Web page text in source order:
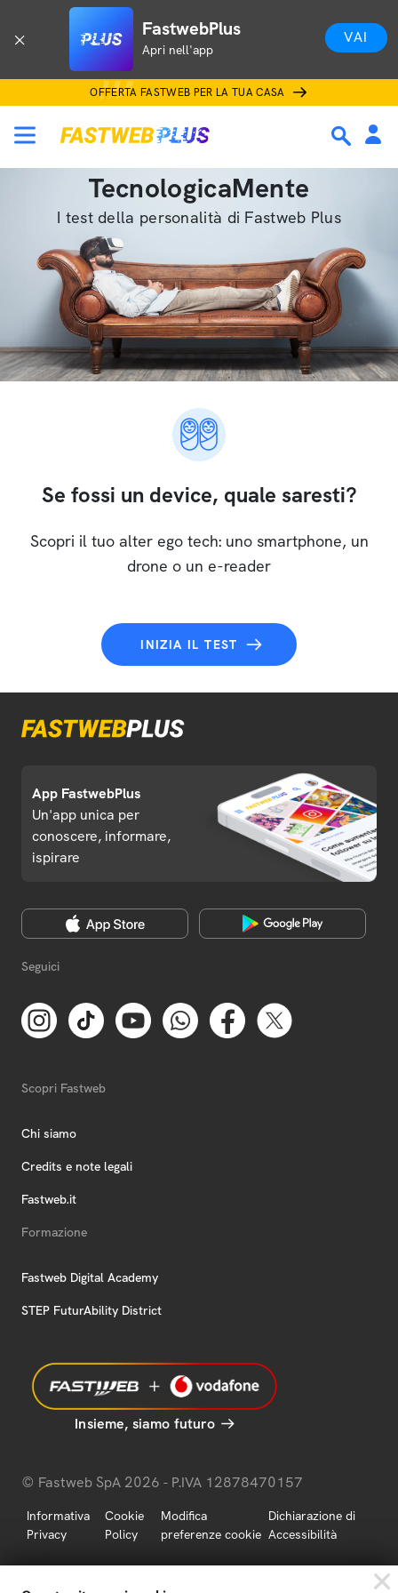
FastwebPlus
Apri nell'app
VAI
OFFERTA FASTWEB PER LA TUA CASA
TecnologicaMente
I test della personalità di Fastweb Plus
Se fossi un device, quale saresti?
Scopri il tuo alter ego tech: uno smartphone, un
drone o un e-reader
INIZIA IL TEST
App FastwebPlus
Un'app unica per
conoscere, informare,
ispirare
Seguici
Scopri Fastweb
Chi siamo
Credits e note legali
Fastweb.it
Formazione
Fastweb Digital Academy
STEP FuturAbility District
Insieme, siamo futuro
© Fastweb SpA 2026 - P.IVA 12878470157
Informativa
Privacy
Cookie
Policy
Modifica
preferenze cookie
Dichiarazione di
Accessibilità